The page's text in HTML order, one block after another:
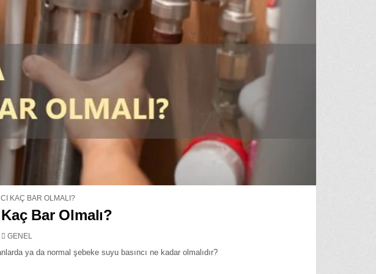
KAÇ BAR OLMALI?
Bar Olmalı?
POSTED
GENEL
ya da normal şebeke suyu basıncı ne kadar olmalıdır?